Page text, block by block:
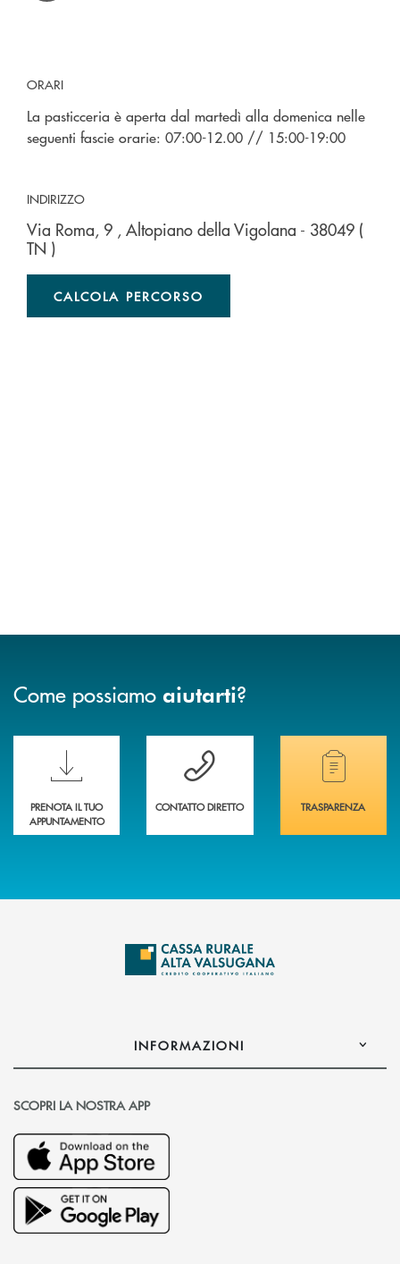
ORARI
La pasticceria è aperta dal martedì alla domenica nelle
seguenti fascie orarie: 07:00-12.00 // 15:00-19:00
INDIRIZZO
Via Roma, 9 , Altopiano della Vigolana - 38049 (
TN )
CALCOLA PERCORSO
Come possiamo aiutarti?
Scopri le funzionalità della nuova PRENOTA BANCA
PRENOTA IL TUO
APPUNTAMENTO
Hai bisogno di assistenza immediata?
CONTATTO DIRETTO
Hai bisogno di
TRASPARENZA
INFORMAZIONI
SCOPRI LA NOSTRA APP